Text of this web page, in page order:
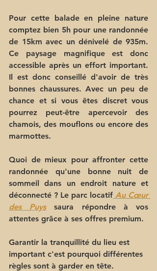
Pour cette balade en pleine nature
comptez bien 5h pour une randonnée
de 15km avec un dénivelé de 935m.
Ce paysage magnifique est donc
accessible après un effort important.
Il est donc conseillé d'avoir de très
bonnes chaussures. Avec un peu de
chance et si vous êtes discret vous
pourrez peut-être apercevoir des
chamois, des mouflons ou encore des
marmottes.
Quoi de mieux pour affronter cette
randonnée qu'une bonne nuit de
sommeil dans un endroit nature et
déconnecté ? Le parc locatif Au Cœur
des Puys
saura répondre à vos
attentes grâce à ses offres premium.
Garantir la tranquillité du lieu est
important c'est pourquoi différentes
règles sont à garder en tête.